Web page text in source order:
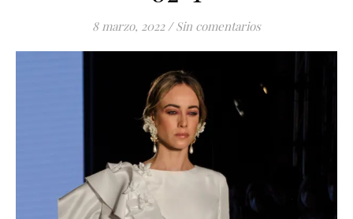
8 marzo, 2022 / Sin comentarios